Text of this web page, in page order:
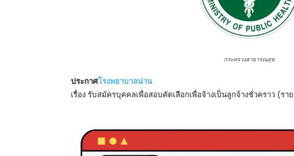
กระทรวงสาธารณสุข
ประกาศโรงพยาบาลน่าน
เรื่อง รับสมัครบุคคลเพื่อสอบคัดเลือกเพื่อจ้างเป็นลูกจ้างชั่วคราว (รา